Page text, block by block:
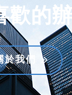
歡的
於我們